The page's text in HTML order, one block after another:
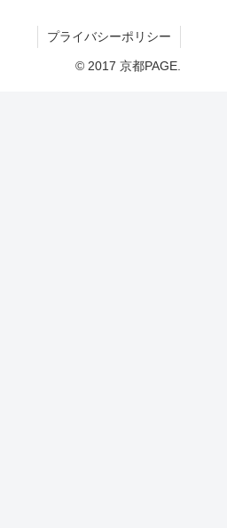
プライバシーポリシー
© 2017 京都PAGE.